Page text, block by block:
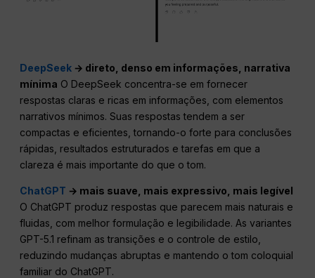
DeepSeek → direto, denso em informações, narrativa
mínima O DeepSeek concentra-se em fornecer
respostas claras e ricas em informações, com elementos
narrativos mínimos. Suas respostas tendem a ser
compactas e eficientes, tornando-o forte para conclusões
rápidas, resultados estruturados e tarefas em que a
clareza é mais importante do que o tom.
ChatGPT → mais suave, mais expressivo, mais legível
O ChatGPT produz respostas que parecem mais naturais e
fluidas, com melhor formulação e legibilidade. As variantes
GPT-5.1 refinam as transições e o controle de estilo,
reduzindo mudanças abruptas e mantendo o tom coloquial
familiar do ChatGPT.